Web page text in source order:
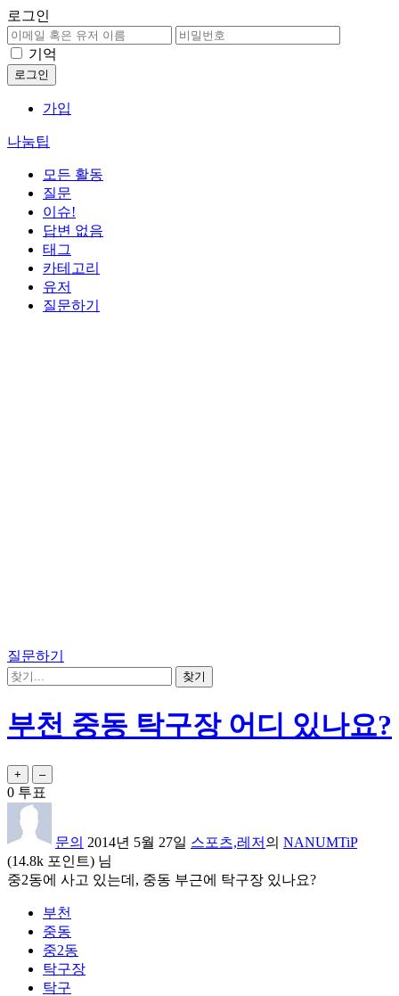
로그인
기억
가입
나눔팁
모든 활동
질문
이슈!
답변 없음
태그
카테고리
유저
질문하기
질문하기
부천 중동 탁구장 어디 있나요?
0 투표
문의 2014년 5월 27일 스포츠,레저 의 NANUMTiP
(14.8k 포인트) 님
중2동에 사고 있는데, 중동 부근에 탁구장 있나요?
부천
중동
중2동
탁구장
탁구